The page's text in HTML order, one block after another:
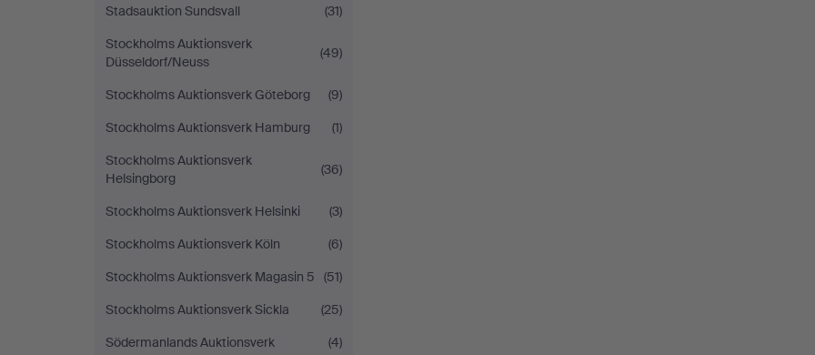
Stadsauktion Sundsvall
(31)
Stockholms Auktionsverk
Düsseldorf/Neuss
(49)
Stockholms Auktionsverk Göteborg
(9)
Stockholms Auktionsverk Hamburg
(1)
Stockholms Auktionsverk
Helsingborg
(36)
Stockholms Auktionsverk Helsinki
(3)
Stockholms Auktionsverk Köln
(6)
Stockholms Auktionsverk Magasin 5
(51)
Stockholms Auktionsverk Sickla
(25)
Södermanlands Auktionsverk
(4)